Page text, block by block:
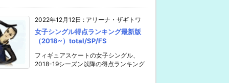
2022年12月12日 : アリーナ・ザギトワ
女子シングル得点ランキング最新版
（2018~）total/SP/FS
フィギュアスケートの女子シングル、
2018-19シーズン以降の得点ランキング